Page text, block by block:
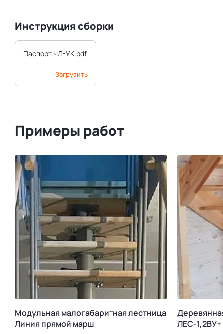
Инструкция сборки
Паспорт ЧЛ-УК.pdf
Загрузить
Примеры работ
Модульная малогабаритная лестница
Линия прямой марш
ЛЕС-1,2ВУ+